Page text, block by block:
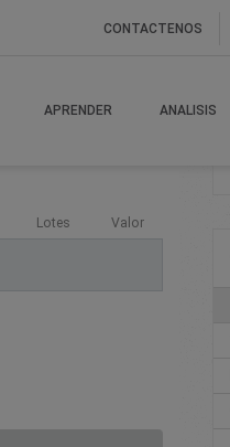
CONTACTENOS
APRENDER ANALISIS
Lotes Valor